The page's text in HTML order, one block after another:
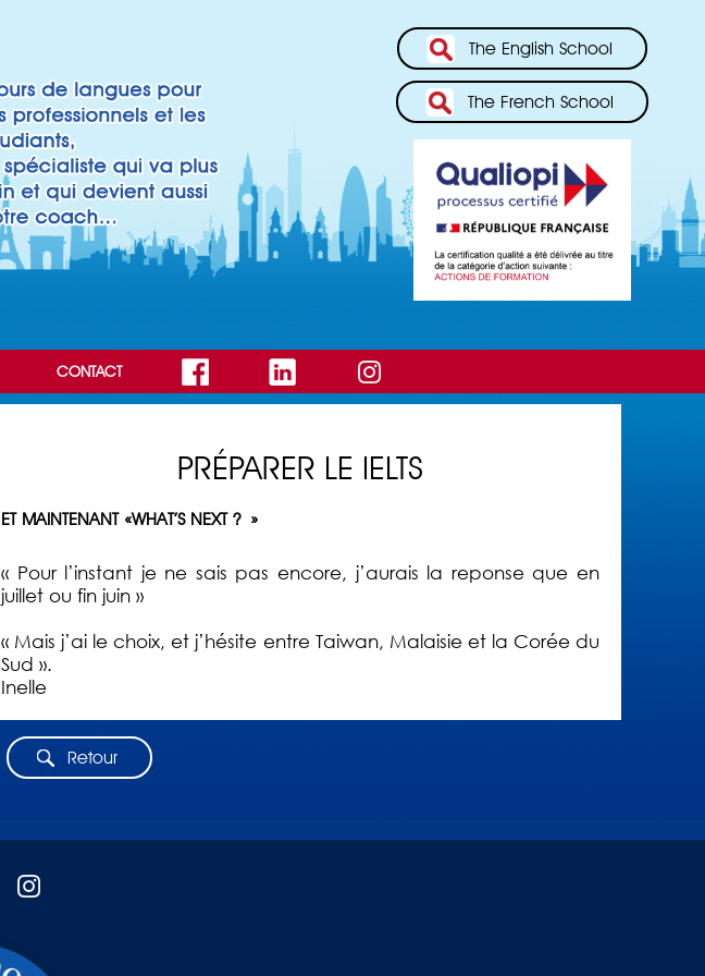
The English School
The French School
CONTACT
PRÉPARER LE IELTS
ET MAINTENANT «WHAT’S NEXT ? »
« Pour l’instant je ne sais pas encore, j’aurais la reponse que en
juillet ou fin juin »
« Mais j’ai le choix, et j’hésite entre Taiwan, Malaisie et la Corée du
Sud ».
Inelle
Retour